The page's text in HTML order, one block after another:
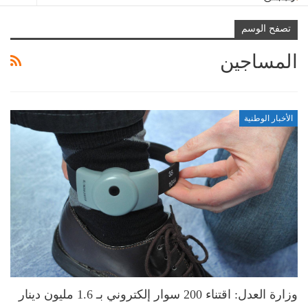
تصفح الوسم
المساجين
الأخبار الوطنية
وزارة العدل: اقتناء 200 سوار إلكتروني بـ 1.6 مليون دينار